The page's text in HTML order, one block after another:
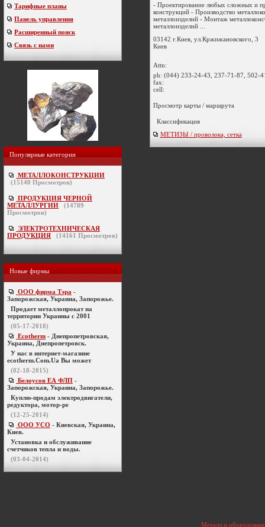
Тарифные планы
Панель управления
Расширенный поиск
Связь с нами
Популярные категории
МЕТАЛЛОКОНСТРУКЦИИ
(15140 Просмотров)
ПРОДУКЦИЯ ЧЕРНОЙ
МЕТАЛЛУРГИИ
(14789
Просмотров)
ЭЛЕКТРОТЕХНИЧЕСКАЯ
ПРОДУКЦИЯ
(14161 Просмотров)
Новые фирмы
ООО фирма Тэра -
Запорожская, Украина, Запорожье.
Продает металлопрокат на
территории Украины с 2001
(05-17-2018)
Ecotherm - Днепропетровская,
Украина, Днепропетровск.
У нас в интернет-магазине
ecotherm.Com.Ua Вы может
(02-18-2015)
Белоусов ЕА ФЛП -
Запорожская, Украина, Запорожье.
Куплю-продам электродвигатели,
редуктора, мотор-ре
(12-25-2014)
ООО УСО - Киевская, Украина,
Киев.
Установка и обслуживание
счетчиков тепла и воды.
(03-04-2014)
- Проектирование любых сложных и
конструкций - Производство
металлоизделий - Монтаж
металлоизделий ...
03142 г.Киев, ул.Кржижановского, 3
Киев
Attn:
ph: (044) 233-24-43, 237-71-87, 502-
fax:
cell:
Просмотр карты / маршрута
Классификация
МЕТИЗЫ / проволока, сетка
Металл и